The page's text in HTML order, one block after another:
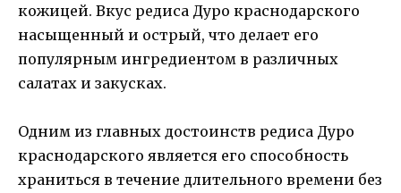
кожицей. Вкус редиса Дуро краснодарского
насыщенный и острый, что делает его
популярным ингредиентом в различных
салатах и закусках.
Одним из главных достоинств редиса Дуро
краснодарского является его способность
храниться в течение длительного времени без